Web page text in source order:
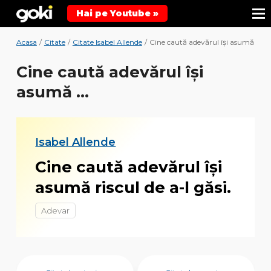
Hai pe Youtube »
Acasa / Citate / Citate Isabel Allende / Cine caută adevărul îşi asumă ...
Cine caută adevărul îşi
asumă ...
Isabel Allende
Cine caută adevărul îşi
asumă riscul de a-l găsi.
Adevar